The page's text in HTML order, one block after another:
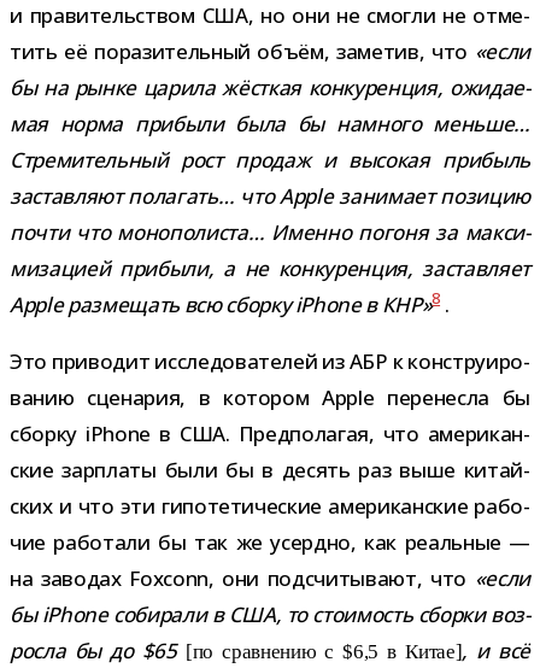
и пра­ви­тель­ством США, но они не смогли не отме­
тить её пора­зи­тель­ный объём, заме­тив, что «если
бы на рынке царила жёст­кая кон­ку­рен­ция, ожи­да­е­
мая норма при­были была бы намного меньше…
Стремительный рост про­даж и высо­кая при­быль
застав­ляют пола­гать… что Apple зани­мает пози­цию
почти что моно­по­ли­ста… Именно погоня за мак­си­
ми­за­цией при­были, а не кон­ку­рен­ция, застав­ляет
Apple раз­ме­щать всю сборку iPhone в КНР»8 .
Это при­во­дит иссле­до­ва­те­лей из АБР к кон­стру­и­ро­
ва­нию сце­на­рия, в кото­ром Apple пере­несла бы
сборку iPhone в США. Предполагая, что аме­ри­кан­
ские зар­платы были бы в десять раз выше китай­
ских и что эти гипо­те­ти­че­ские аме­ри­кан­ские рабо­
чие рабо­тали бы так же усердно, как реаль­ные —
на заво­дах Foxconn, они под­счи­ты­вают, что «если
бы iPhone соби­рали в США, то сто­и­мость сборки воз­
росла бы до $65 [по срав­не­нию с $6,5 в Китае], и всё